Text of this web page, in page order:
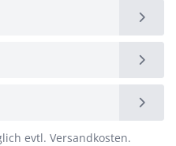
evtl. Versandkosten.